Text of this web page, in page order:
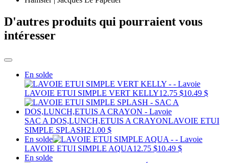
D'autres produits qui pourraient vous
intéresser
En solde
LAVOIE ETUI SIMPLE VERT KELLY12.75 $10.49 $
SAC A DOS,LUNCH,ETUIS A CRAYONLAVOIE ETUI
SIMPLE SPLASH21.00 $
En solde
LAVOIE ETUI SIMPLE AQUA12.75 $10.49 $
En solde